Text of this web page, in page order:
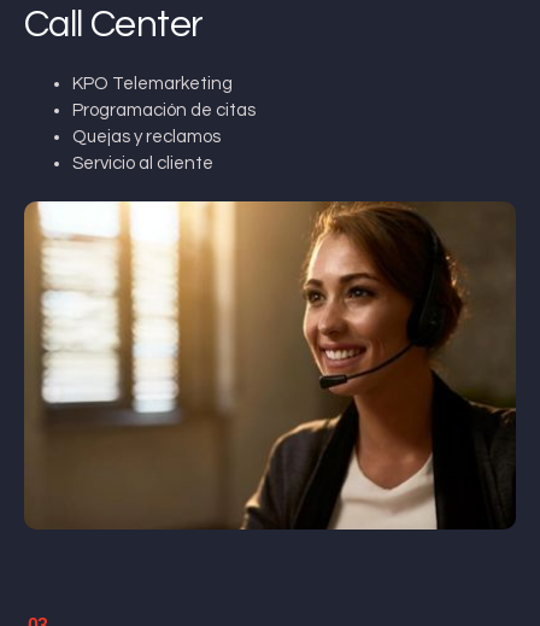
Call Center
KPO Telemarketing
Programación de citas
Quejas y reclamos
Servicio al cliente